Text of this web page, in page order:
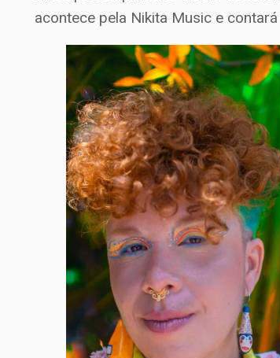
acontece pela Nikita Music e